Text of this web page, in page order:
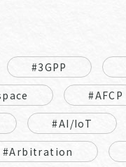
#3GPP
#AFCP
#AI/IoT
#Arbitration